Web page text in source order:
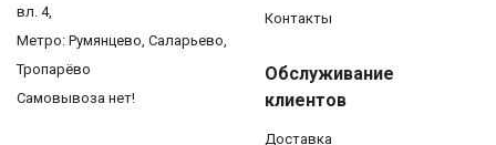
вл. 4,
Метро: Румянцево, Саларьево,
Тропарёво
Самовывоза нет!
Контакты
Обслуживание
клиентов
Доставка